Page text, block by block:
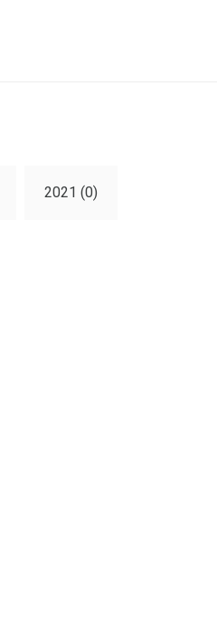
2021 (0)